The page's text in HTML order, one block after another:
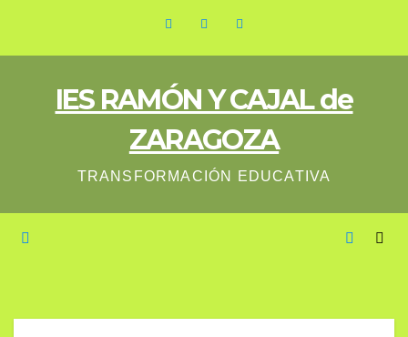
IES RAMÓN Y CAJAL de
ZARAGOZA
TRANSFORMACIÓN EDUCATIVA